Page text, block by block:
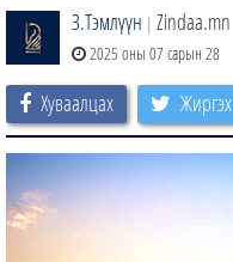
З.Тэмлүүн | Zindaa.mn
2025 оны 07 сарын 28
Хуваалцах Жиргэх